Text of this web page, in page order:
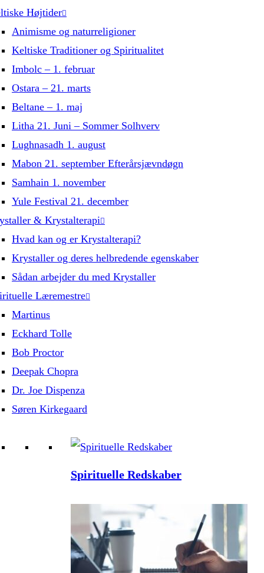
Højtider
Animisme og naturreligioner
Keltiske Traditioner og Spiritualitet
Imbolc – 1. februar
Ostara – 21. marts
Beltane – 1. maj
Litha 21. Juni – Sommer Solhverv
Lughnasadh 1. august
Mabon 21. september Efterårsjævndøgn
Samhain 1. november
Yule Festival 21. december
& Krystalterapi
Hvad kan og er Krystalterapi?
Krystaller og deres helbredende egenskaber
Sådan arbejder du med Krystaller
Læremestre
Martinus
Eckhard Tolle
Bob Proctor
Deepak Chopra
Dr. Joe Dispenza
Søren Kirkegaard
Spirituelle Redskaber